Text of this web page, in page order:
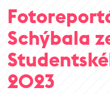
Schýbala
2023